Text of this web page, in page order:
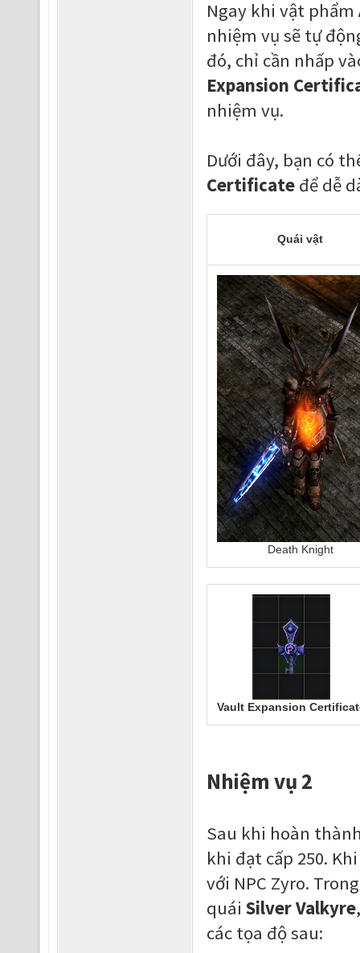
Ngay khi vật phẩm
nhiệm vụ sẽ tự
đó, chỉ cần nhấp
Expansion
nhiệm vụ.
Dưới đây, bạn có
Certificateđể dễ
Quái vật
Death Knight
Vault Expansion
Nhiệm vụ 2
Sau khi hoàn
khi đạt cấp 250.
với NPC Zyro.
quái Silver Valkyre
các tọa độ sau: